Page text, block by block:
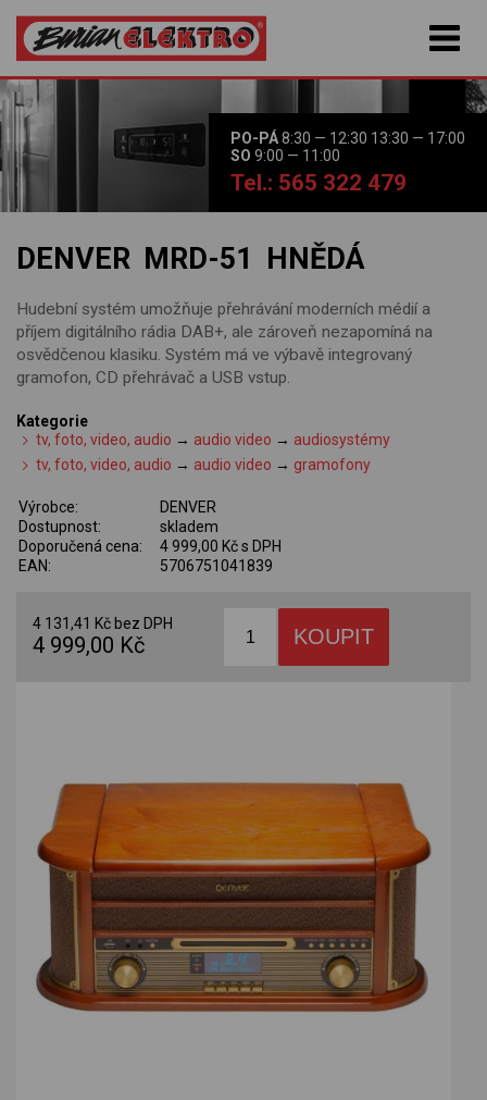
PO-PÁ8:30 — 12:30 13:30 — 17:00
SO 9:00 — 11:00
Tel.: 565 322 479
DENVER MRD-51 HNĚDÁ
Hudební systém umožňuje přehrávání moderních médií a
příjem digitálního rádia DAB+, ale zároveň nezapomíná na
osvědčenou klasiku. Systém má ve výbavě integrovaný
gramofon, CD přehrávač a USB vstup.
Kategorie
tv, foto, video, audio → audio video → audiosystémy
tv, foto, video, audio → audio video → gramofony
Výrobce:
DENVER
Dostupnost:
skladem
Doporučená cena:
4 999,00 Kč s DPH
EAN:
5706751041839
4 131,41 Kč bez DPH
4 999,00 Kč